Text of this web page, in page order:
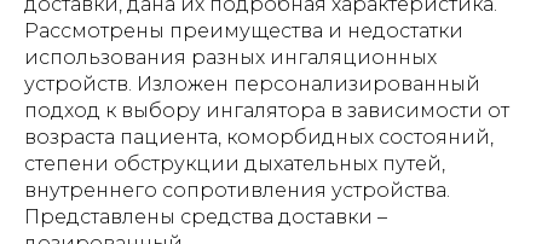
Рассмотрены преимущества и недостатки
использования разных ингаляционных
устройств. Изложен персонализированный
подход к выбору ингалятора в зависимости от
возраста пациента, коморбидных состояний,
степени обструкции дыхательных путей,
внутреннего сопротивления устройства.
Представлены средства доставки –